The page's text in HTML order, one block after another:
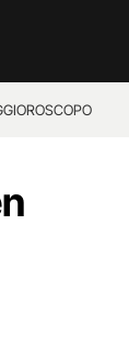
OROSCOPO